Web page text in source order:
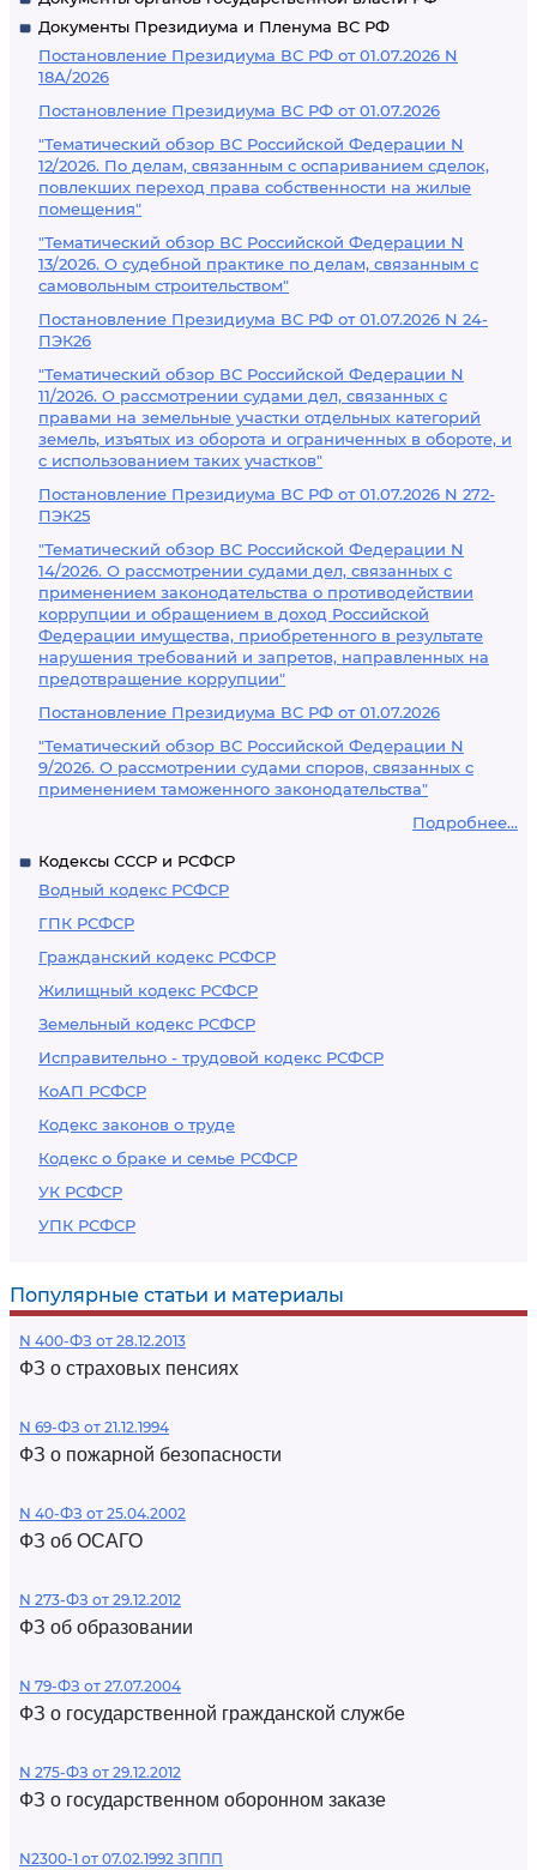
Документы Президиума и Пленума ВС РФ
Постановление Президиума ВС РФ от 01.07.2026 N
18А/2026
Постановление Президиума ВС РФ от 01.07.2026
"Тематический обзор ВС Российской Федерации N
12/2026. По делам, связанным с оспариванием сделок,
повлекших переход права собственности на жилые
помещения"
"Тематический обзор ВС Российской Федерации N
13/2026. О судебной практике по делам, связанным с
самовольным строительством"
Постановление Президиума ВС РФ от 01.07.2026 N 24-
ПЭК26
"Тематический обзор ВС Российской Федерации N
11/2026. О рассмотрении судами дел, связанных с
правами на земельные участки отдельных категорий
земель, изъятых из оборота и ограниченных в обороте, и
с использованием таких участков"
Постановление Президиума ВС РФ от 01.07.2026 N 272-
ПЭК25
"Тематический обзор ВС Российской Федерации N
14/2026. О рассмотрении судами дел, связанных с
применением законодательства о противодействии
коррупции и обращением в доход Российской
Федерации имущества, приобретенного в результате
нарушения требований и запретов, направленных на
предотвращение коррупции"
Постановление Президиума ВС РФ от 01.07.2026
"Тематический обзор ВС Российской Федерации N
9/2026. О рассмотрении судами споров, связанных с
применением таможенного законодательства"
Подробнее...
Кодексы СССР и РСФСР
Водный кодекс РСФСР
ГПК РСФСР
Гражданский кодекс РСФСР
Жилищный кодекс РСФСР
Земельный кодекс РСФСР
Исправительно - трудовой кодекс РСФСР
КоАП РСФСР
Кодекс законов о труде
Кодекс о браке и семье РСФСР
УК РСФСР
УПК РСФСР
Популярные статьи и материалы
N 400-ФЗ от 28.12.2013
ФЗ о страховых пенсиях
N 69-ФЗ от 21.12.1994
ФЗ о пожарной безопасности
N 40-ФЗ от 25.04.2002
ФЗ об ОСАГО
N 273-ФЗ от 29.12.2012
ФЗ об образовании
N 79-ФЗ от 27.07.2004
ФЗ о государственной гражданской службе
N 275-ФЗ от 29.12.2012
ФЗ о государственном оборонном заказе
N2300-1 от 07.02.1992 ЗППП